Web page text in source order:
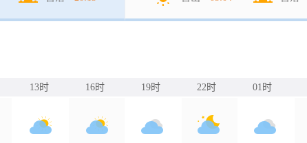
13时 16时 19时 22时 01时